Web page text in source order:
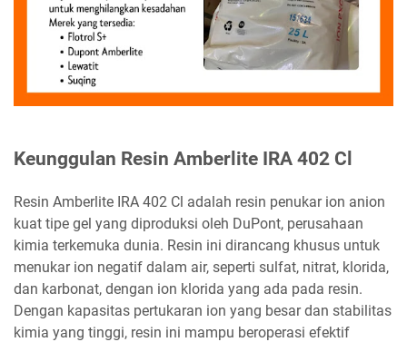
Keunggulan Resin Amberlite IRA 402 Cl
Resin Amberlite IRA 402 Cl adalah resin penukar ion anion
kuat tipe gel yang diproduksi oleh DuPont, perusahaan
kimia terkemuka dunia. Resin ini dirancang khusus untuk
menukar ion negatif dalam air, seperti sulfat, nitrat, klorida,
dan karbonat, dengan ion klorida yang ada pada resin.
Dengan kapasitas pertukaran ion yang besar dan stabilitas
kimia yang tinggi, resin ini mampu beroperasi efektif